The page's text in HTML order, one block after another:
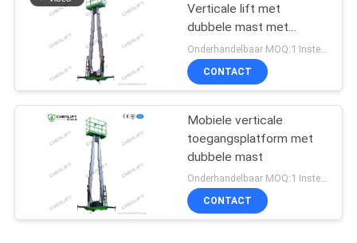
Verticale lift met
dubbele mast met
verlengplatform
CONTACT
Mobiele verticale
toegangsplatform met
dubbele mast
Onderhandelbaar MOQ:1 Instellen
CONTACT